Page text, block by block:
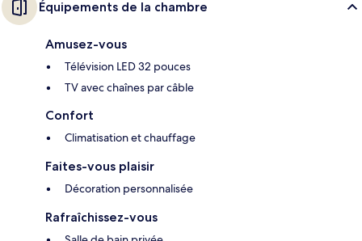
Équipements de la chambre
Amusez-vous
Télévision LED 32 pouces
TV avec chaînes par câble
Confort
Climatisation et chauffage
Faites-vous plaisir
Décoration personnalisée
Rafraîchissez-vous